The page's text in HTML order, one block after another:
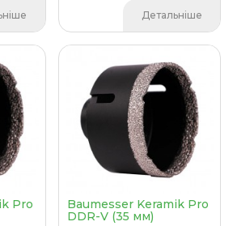
Детальніше
Pro
Baumesser Keramik Pro
DDR-V (35 мм)